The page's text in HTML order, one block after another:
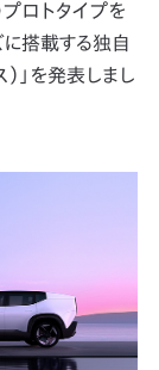
プロトタイプを
搭載する独自
」を発表しまし